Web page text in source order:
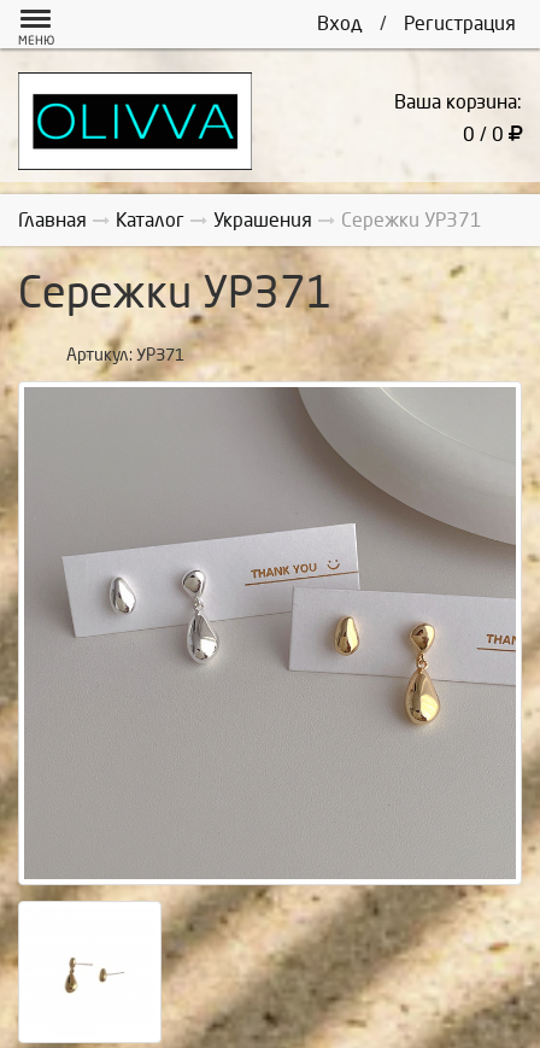
Вход / Регистрация
МЕНЮ
Ваша корзина:
0 / 0
Главная Каталог Украшения Сережки УР371
Сережки УР371
Артикул: УР371